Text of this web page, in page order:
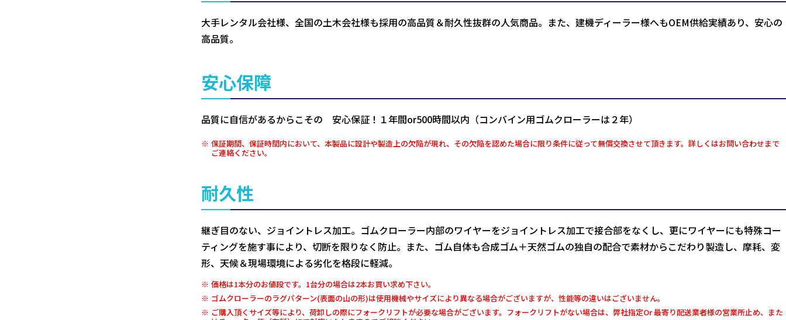
大手レンタル会社様、全国の土木会社様も採用の高品質＆耐久性抜群の人気商品。また、建機ディーラー様へもOEM供給実績あり、安心の
高品質。
安心保障
品質に自信があるからこその 安心保証！１年間or500時間以内（コンバイン用ゴムクローラーは２年）
保証期間、保証時間内において、本製品に設計や製造上の欠陥が現れ、その欠陥を認めた場合に限り条件に従って無償交換させて頂きます。詳しくはお問い合わせまで
ご連絡ください。
耐久性
継ぎ目のない、ジョイントレス加工。ゴムクローラー内部のワイヤーをジョイントレス加工で接合部をなくし、更にワイヤーにも特殊コー
ティングを施す事により、切断を限りなく防止。また、ゴム自体も合成ゴム＋天然ゴムの独自の配合で素材からこだわり製造し、摩耗、変
形、天候＆現場環境による劣化を格段に軽減。
価格は1本分のお値段です。1台分の場合は2本お買い求め下さい。
ゴムクローラーのラグパターン(表面の山の形)は使用機械やサイズにより異なる場合がございますが、性能等の違いはございません。
ご購入頂くサイズ等により、荷卸しの際にフォークリフトが必要な場合がございます。フォークリフトがない場合は、弊社指定Or 最寄り配送業者様の営業所止め、また